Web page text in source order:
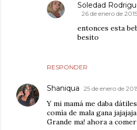
RESPONDER
Soledad
26 de enero de
entonces esta
besito
Shaniqua 25 de enero de
Y mi mamá me daba
comía de mala gana jajajaja
Grande ma! ahora a